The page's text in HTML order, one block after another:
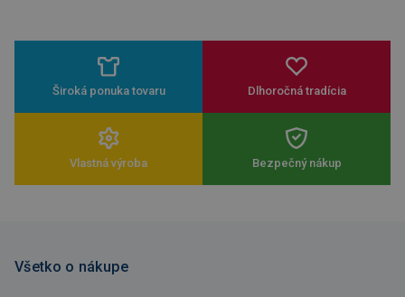
Široká ponuka tovaru Dlhoročná tradícia
Vlastná výroba Bezpečný nákup
Všetko o nákupe